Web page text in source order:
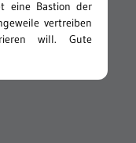
eine Bastion der
vertreiben
will. Gute